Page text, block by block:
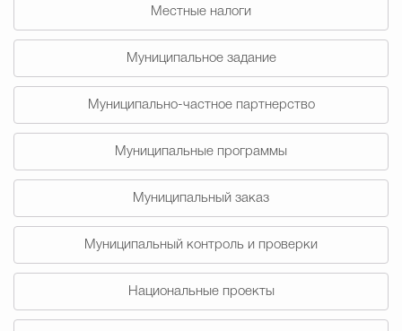
Счётная палата Городского
Избирательная
Гостям Городского
Градостроительство и
Местные налоги
Муниципальное задание
Муниципально-частное партнерство
Муниципальные программы
Муниципальный заказ
Муниципальный контроль и проверки
Национальные проекты